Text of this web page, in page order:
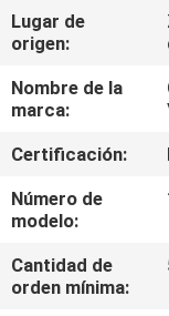
SOBRE
NOSOTROS
VIAJE
DE
LA
Lugar de
origen:
Nombre de la
marca:
Certificación:
Número de
modelo:
Cantidad de
orden mínima: